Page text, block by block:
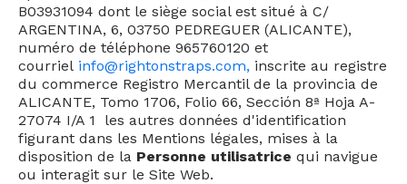
B03931094 dont le siège social est situé à C/
ARGENTINA, 6, 03750 PEDREGUER (ALICANTE),
numéro de téléphone 965760120 et
courriel info@rightonstraps.com, inscrite au registre
du commerce Registro Mercantil de la provincia de
ALICANTE, Tomo 1706, Folio 66, Sección 8ª Hoja A-
27074 I/A 1 les autres données d'identification
figurant dans les Mentions légales, mises à la
disposition de la Personne utilisatrice qui navigue
ou interagit sur le Site Web.